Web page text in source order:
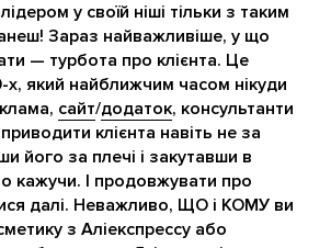
у своїй ніші тільки з таким
Зараз найважливіше, у що
— турбота про клієнта. Це
х, який найближчим часом нікуди
сайт/додаток, консультанти
клієнта навіть не за
його за плечі і закутавши в
кажучи. І продовжувати про
далі. Неважливо, ЩО і КОМУ ви
з Аліекспрессу або